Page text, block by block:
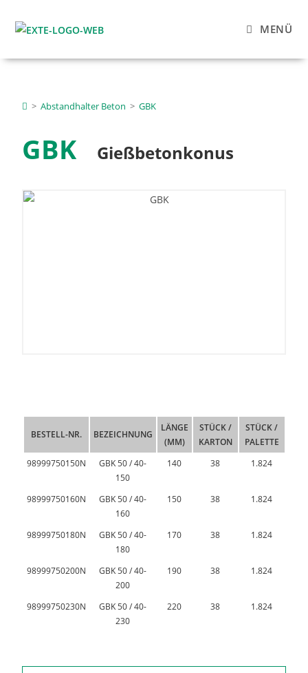
MENÜ
> Abstandhalter Beton > GBK
GBK Gießbetonkonus
BESTELL-NR. BEZEICHNUNG
LÄNGE
(MM)
STÜCK /
KARTON
STÜCK /
PALETTE
98999750150N
GBK 50 / 40-
150
140 38 1.824
98999750160N
GBK 50 / 40-
160
150 38 1.824
98999750180N
GBK 50 / 40-
180
170 38 1.824
98999750200N
GBK 50 / 40-
200
190 38 1.824
98999750230N
GBK 50 / 40-
230
220 38 1.824